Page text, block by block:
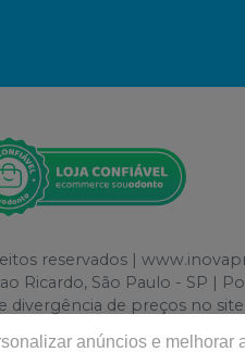
reservados |
Ricardo, São Paulo - SP |
divergência de preços no
anúncios e melhorar